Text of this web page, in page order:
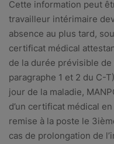
Cette information peut
travailleur intérimaire
absence au plus tard,
certificat médical
de la durée prévisible
paragraphe 1 et 2 du C-
jour de la maladie,
d’un certificat médical
remise à la poste le
cas de prolongation de